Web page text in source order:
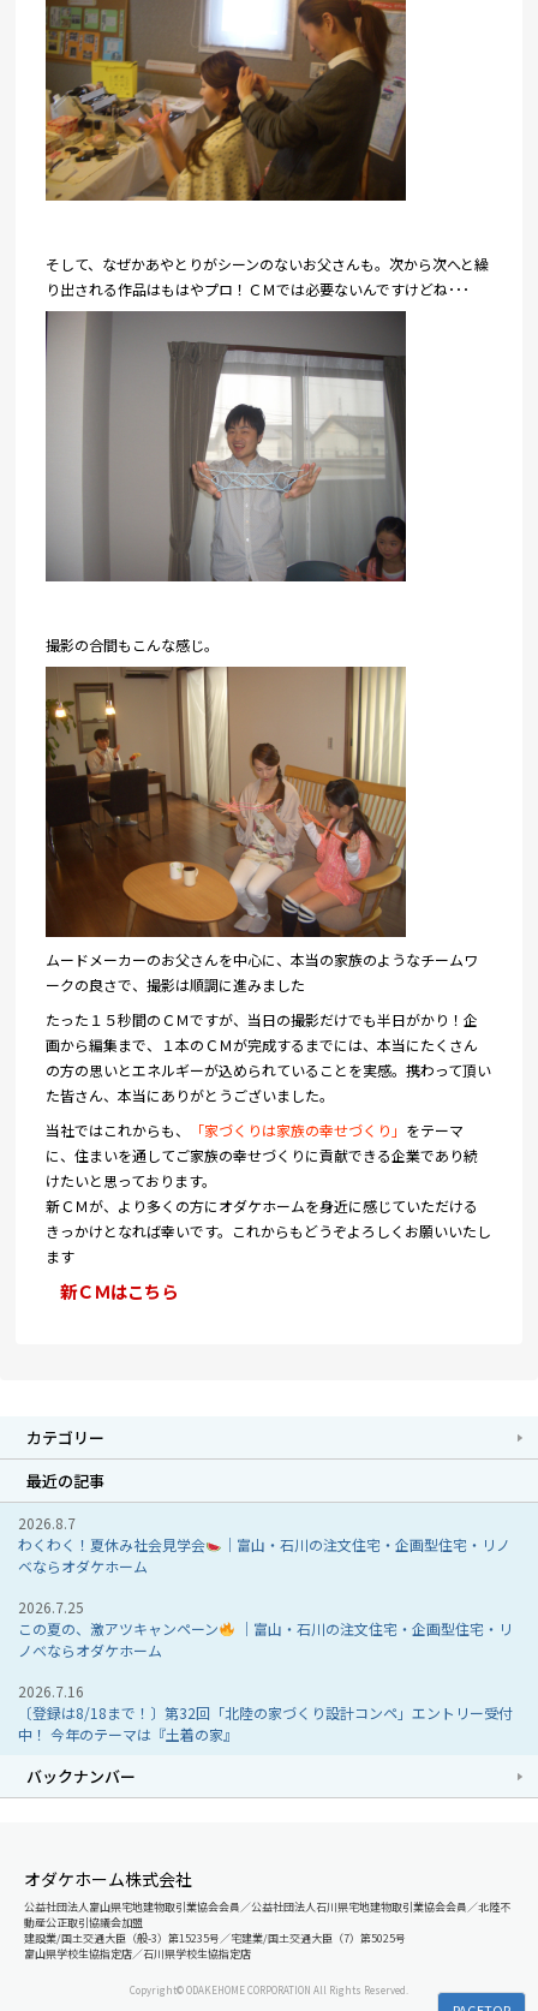
そして、なぜかあやとりがシーンのないお父さんも。次から次へと繰
り出される作品はもはやプロ！ＣＭでは必要ないんですけどね･･･
撮影の合間もこんな感じ。
ムードメーカーのお父さんを中心に、本当の家族のようなチームワ
ークの良さで、撮影は順調に進みました
たった１５秒間のＣＭですが、当日の撮影だけでも半日がかり！企
画から編集まで、１本のＣＭが完成するまでには、本当にたくさん
の方の思いとエネルギーが込められていることを実感。携わって頂い
た皆さん、本当にありがとうございました。
当社ではこれからも、 「家づくりは家族の幸せづくり」 をテーマ
に、住まいを通してご家族の幸せづくりに貢献できる企業であり続
けたいと思っております。
新ＣＭが、より多くの方にオダケホームを身近に感じていただける
きっかけとなれば幸いです。これからもどうぞよろしくお願いいたし
ます
新ＣＭはこちら
カテゴリー
最近の記事
2026.8.7
わくわく！夏休み社会見学会
｜富山・石川の注文住宅・企画型住宅・リノ
ベならオダケホーム
2026.7.25
この夏の、激アツキャンペーン
｜富山・石川の注文住宅・企画型住宅・リ
ノベならオダケホーム
2026.7.16
〔登録は8/18まで！〕第32回「北陸の家づくり設計コンペ」エントリー受付
中！ 今年のテーマは『土着の家』
バックナンバー
オダケホーム株式会社
公益社団法人富山県宅地建物取引業協会会員／公益社団法人石川県宅地建物取引業協会会員／北陸不
動産公正取引協議会加盟
建設業/国土交通大臣（般-3）第15235号／宅建業/国土交通大臣（7）第5025号
富山県学校生協指定店／石川県学校生協指定店
Copyright© ODAKEHOME CORPORATION All Rights Reserved.